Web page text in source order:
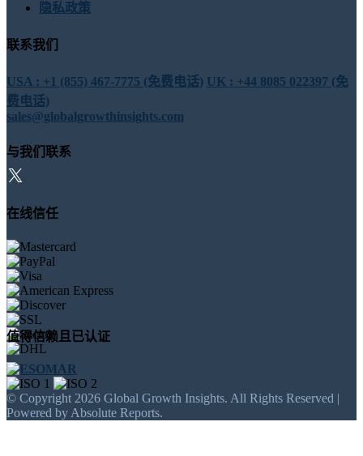
隐私政策
联系我们
USA : +1 (855) 467-7775 (免费电话) UK : +44 8085 022397 (免
费电话)
sales@globalgrowthinsights.com
与我们联系
在线信任
值得信赖且已认证
© Copyright 2026 Global Growth Insights. All Rights Reserved |
Powered by Absolute Reports.